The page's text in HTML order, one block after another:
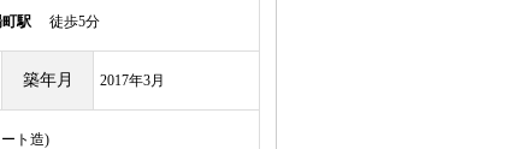
駅 徒歩5分
築年月 2017年3月
ト造)